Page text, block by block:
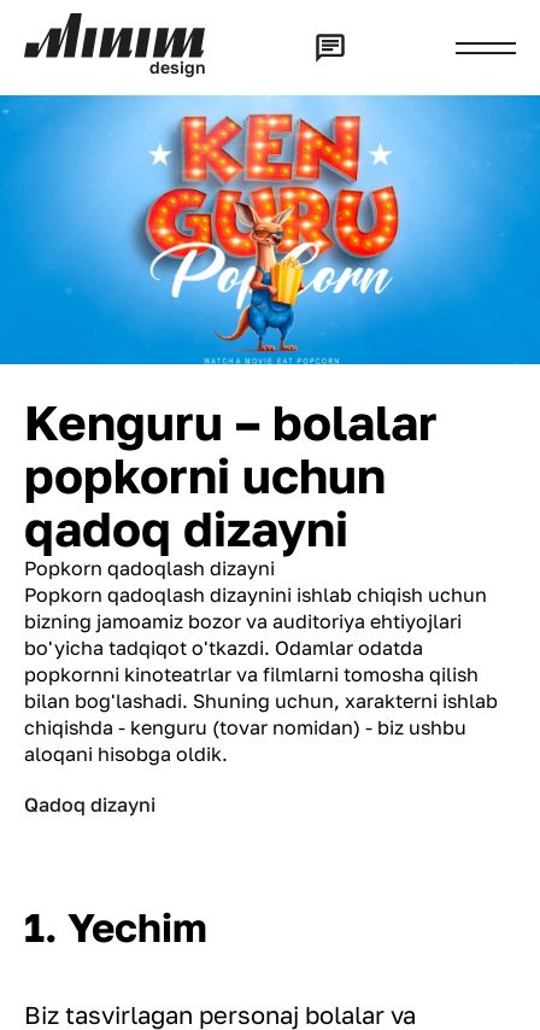
design
Kenguru – bolalar
popkorni uchun
qadoq dizayni
Popkorn qadoqlash dizayni
Popkorn qadoqlash dizaynini ishlab chiqish uchun
bizning jamoamiz bozor va auditoriya ehtiyojlari
bo'yicha tadqiqot o'tkazdi. Odamlar odatda
popkornni kinoteatrlar va filmlarni tomosha qilish
bilan bog'lashadi. Shuning uchun, xarakterni ishlab
chiqishda - kenguru (tovar nomidan) - biz ushbu
aloqani hisobga oldik.
Qadoq dizayni
1. Yechim
Biz tasvirlagan personaj bolalar va